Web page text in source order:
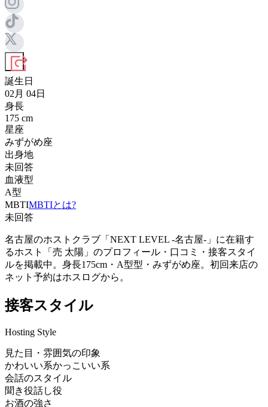
誕生日
02月 04日
身長
175 cm
星座
みずがめ座
出身地
未回答
血液型
A型
MBTIMBTIとは?
未回答
名古屋のホストクラブ「NEXT LEVEL -名古屋-」に在籍す
るホスト「売 太陽」のプロフィール・口コミ・接客スタイ
ルを掲載中。身長175cm・A型型・みずがめ座。初回来店の
ネット予約はホスログから。
接客スタイル
Hosting Style
見た目・雰囲気の印象
かわいい系かっこいい系
会話のスタイル
聞き役話し役
お酒の強さ